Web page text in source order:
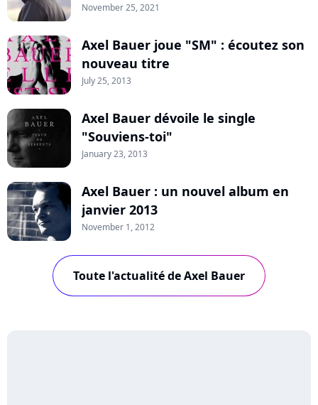
November 25, 2021
Axel Bauer joue "SM" : écoutez son
nouveau titre
July 25, 2013
Axel Bauer dévoile le single
"Souviens-toi"
January 23, 2013
Axel Bauer : un nouvel album en
janvier 2013
November 1, 2012
Toute l'actualité de Axel Bauer